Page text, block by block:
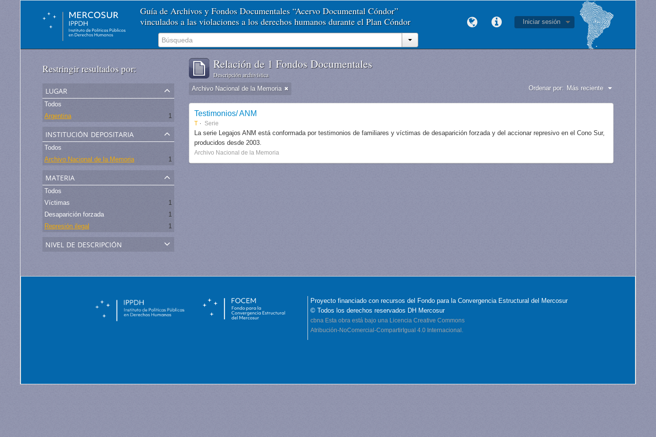
Guía de Archivos y Fondos Documentales “Acervo Documental Cóndor”
vinculados a las violaciones a los derechos humanos durante el Plan Cóndor
Iniciar sesión
Restringir resultados por:
lugar
Todos
Argentina
1
institución depositaria
Todos
Archivo Nacional de la Memoria
1
materia
Todos
Víctimas
1
Desaparición forzada
1
Represión ilegal
1
nivel de descripción
Relación de 1 Fondos Documentales
Descripción archivística
Archivo Nacional de la Memoria Ordenar por: Más reciente
Testimonios/ ANM
T Serie
La serie Legajos ANM está conformada por testimonios de familiares y víctimas de desaparición forzada y del accionar represivo en el Cono Sur,
producidos desde 2003.
Archivo Nacional de la Memoria
Proyecto financiado con recursos del Fondo para la Convergencia Estructural del Mercosur
© Todos los derechos reservados DH Mercosur
cbna Esta obra está bajo una Licencia Creative Commons
Atribución-NoComercial-CompartirIgual 4.0 Internacional.